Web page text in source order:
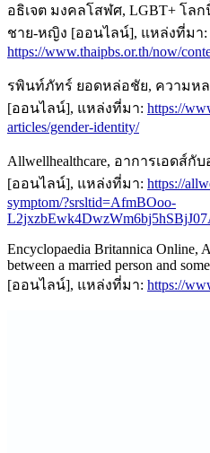
อธิเจต มงคลโสฬศ, LGBT+ โล
ชาย-หญิง [ออนไลน์], แหล่งที่มา:
https://www.thaipbs.or.th/now/
รพินท์ภัทร์ ยอดหล่อชัย, ความห
[ออนไลน์], แหล่งที่มา: https://
articles/gender-identity/
Allwellhealthcare, อาการเอดส์กั
[ออนไลน์], แหล่งที่มา: https://
symptom/?srsltid=AfmBOoo-
Encyclopaedia Britannica Online,
between a married person and
[ออนไลน์], แหล่งที่มา: https://